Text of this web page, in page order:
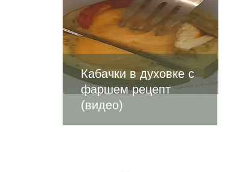
Кабачки в духовке с
фаршем рецепт
(видео)